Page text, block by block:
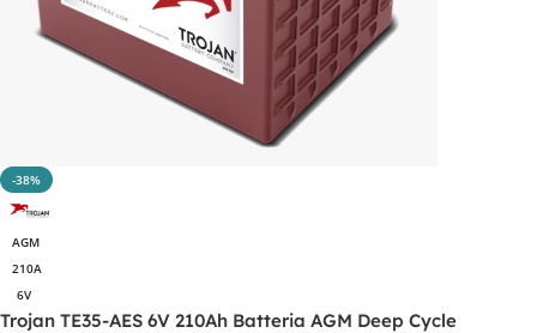
-38%
AGM
210A
6V
Trojan TE35-AES 6V 210Ah Batteria AGM Deep Cycle